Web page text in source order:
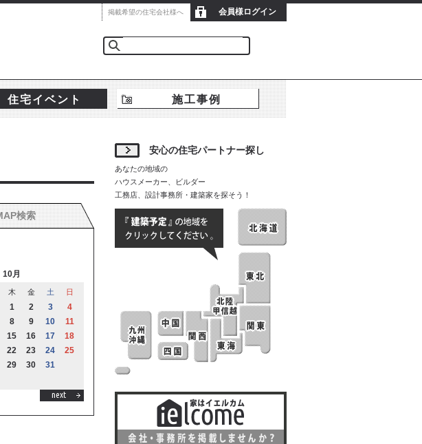
掲載希望の住宅会社様へ 会員様ログイン
新規会員登録
住宅イベント 施工事例
検索
10月
木 金 土 日
1 2 3
4
8 9 10
11
15 16 17
18
22 23 24
25
29 30 31
next
安心の住宅パートナー探し
あなたの地域の
ハウスメーカー、ビルダー
工務店、設計事務所・建築家を探そう！